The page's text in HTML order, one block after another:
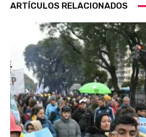
ARTÍCULOS RELACIONADOS